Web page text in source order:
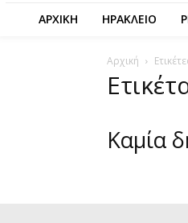
ΑΡΧΙΚΗ ΗΡΑΚΛΕΙΟ
Αρχική
Καμία